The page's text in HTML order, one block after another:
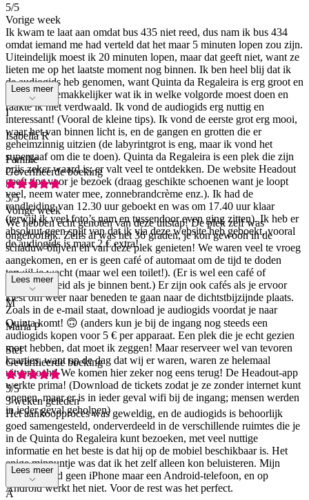
5/5
Vorige week
Ik kwam te laat aan omdat bus 435 niet reed, dus nam ik bus 434
omdat iemand me had verteld dat het maar 5 minuten lopen zou zijn.
Uiteindelijk moest ik 20 minuten lopen, maar dat geeft niet, want ze
lieten me op het laatste moment nog binnen. Ik ben heel blij dat ik
de audiogids heb genomen, want Quinta da Regaleira is erg groot en
zo wist ik gemakkelijker wat ik in welke volgorde moest doen en
raakte ik niet verdwaald. Ik vond de audiogids erg nuttig en
interessant! (Vooral de kleine tips). Ik vond de eerste grot erg mooi,
waar het van binnen licht is, en de gangen en grotten die er
geheimzinnig uitzien (de labyrintgrot is eng, maar ik vond het
supergaaf om die te doen). Quinta da Regaleira is een plek die zijn
prijs zeker waard is; er valt veel te ontdekken. De website Headout
geeft tips voor je bezoek (draag geschikte schoenen want je loopt
veel, neem water mee, zonnebrandcrème enz.). Ik had de
rondleiding van 12.30 uur geboekt en was om 17.40 uur klaar
(terwijl ik veel foto’s nam en tussendoor even ging zitten). Ik heb er
absoluut geen spijt van dat ik via deze website heb geboekt, vooral
de audiogids is maar 2 € extra!
Lees meer
I
Isabella R
Familie
Geverifieerde boeking
5/5
Vorige week
We hebben echt genoten van deze uitstap! De plek zelf was
ongelooflijk. Zelfs al was het 36 graden, je kon gewoon in de
schaduw blijven en van deze plek genieten! We waren veel te vroeg
aangekomen, en er is geen café of automaat om de tijd te doden
terwijl je wacht (maar wel een toilet!). (Er is wel een café of
eetgelegenheid als je binnen bent.) Er zijn ook cafés als je ervoor
kiest om weer naar beneden te gaan naar de dichtstbijzijnde plaats.
Zoals in de e-mail staat, download je audiogids voordat je naar
Quinta komt! 🙃 (anders kun je bij de ingang nog steeds een
audiogids kopen voor 5 € per apparaat. Een plek die je echt gezien
moet hebben, dat moet ik zeggen! Maar reserveer wel van tevoren
kaartjes, want op de dag dat wij er waren, waren ze helemaal
uitverkocht! We komen hier zeker nog eens terug! De Headout-app
werkte prima! (Download de tickets zodat je ze zonder internet kunt
openen, maar er is in ieder geval wifi bij de ingang; mensen werden
in ieder geval geholpen)
Lees meer
M
María P
Stel
Geverifieerde boeking
5/5
3 weken geleden
Het aankoopproces was geweldig, en de audiogids is behoorlijk
goed samengesteld, onderverdeeld in de verschillende ruimtes die je
in de Quinta do Regaleira kunt bezoeken, met veel nuttige
informatie en het beste is dat hij op de mobiel beschikbaar is. Het
enige minpuntje was dat ik het zelf alleen kon beluisteren. Mijn
metgezel had geen iPhone maar een Android-telefoon, en op
Android werkt het niet. Voor de rest was het perfect.
Lees meer
A